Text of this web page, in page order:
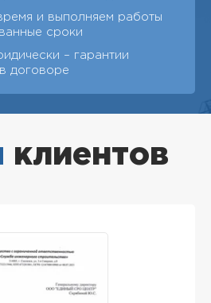
и выполняем работы
сроки
– гарантии
договоре
клиентов